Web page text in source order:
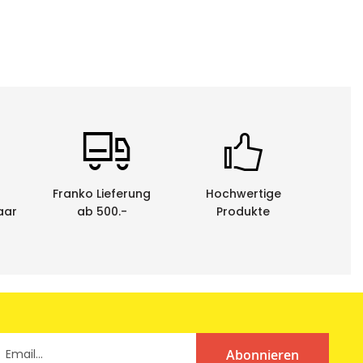
Franko Lieferung
ab 500.-
Hochwertige
Produkte
Abonnieren